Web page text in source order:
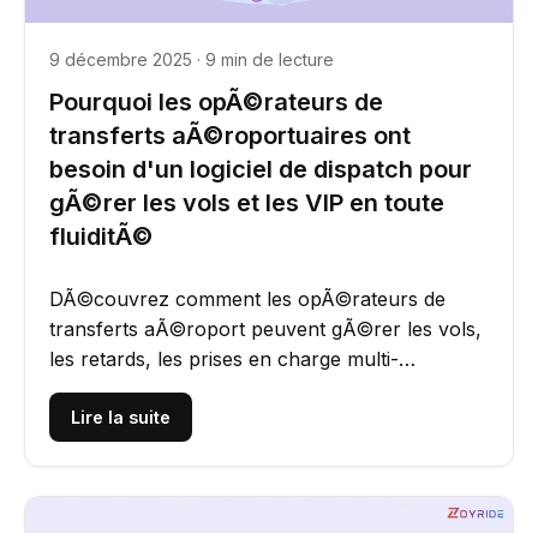
9 décembre 2025 · 9 min de lecture
Pourquoi les opÃ©rateurs de
transferts aÃ©roportuaires ont
besoin d'un logiciel de dispatch pour
gÃ©rer les vols et les VIP en toute
fluiditÃ©
DÃ©couvrez comment les opÃ©rateurs de
transferts aÃ©roport peuvent gÃ©rer les vols,
les retards, les prises en charge multi-
terminaux et les invitÃ©s VIP...
Lire la suite